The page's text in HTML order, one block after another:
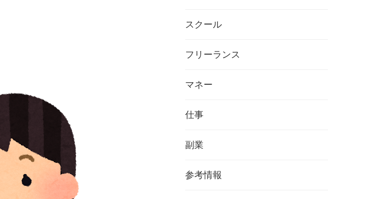
スクール
フリーランス
マネー
仕事
副業
参考情報